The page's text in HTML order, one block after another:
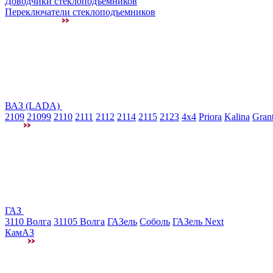
Переключатели стеклоподъемников
ВАЗ (LADA)
2109 21099 2110 2111 2112 2114 2115 2123 4x4 Priora Kalina
ГАЗ
3110 Волга 31105 Волга ГАЗель Соболь ГАЗель Next
КамАЗ